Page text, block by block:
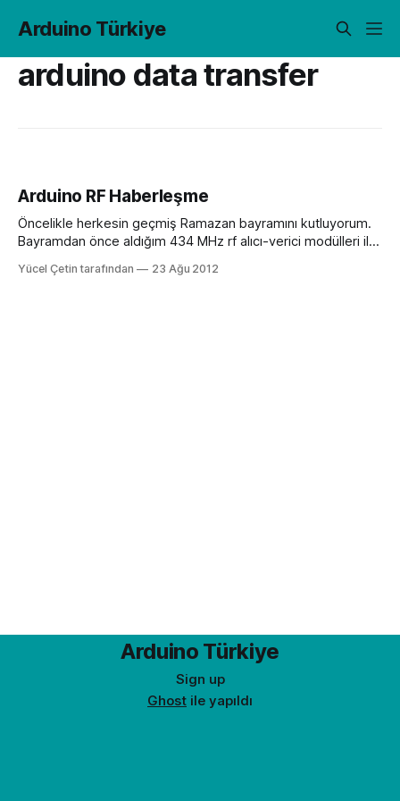
Arduino Türkiye
arduino data transfer
Arduino RF Haberleşme
Öncelikle herkesin geçmiş Ramazan bayramını kutluyorum.
Bayramdan önce aldığım 434 MHz rf alıcı-verici modülleri ile
1.95$ veririm bir kuruşta fazla vermem diyorsanız
Yücel Çetin tarafından 23 Ağu 2012
Arduino Türkiye
Sign up
Ghost ile yapıldı